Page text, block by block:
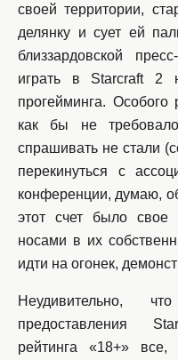
своей территории,
делянку и сует ей
близзардовской
играть в Starcraft 2
прогейминга.
как бы не
спрашивать не стали
перекинуться с
конференции, думаю,
этот счет было свое
носами в их
идти на огонек,
Неудивительно,
предоставления
рейтинга «18+» все,